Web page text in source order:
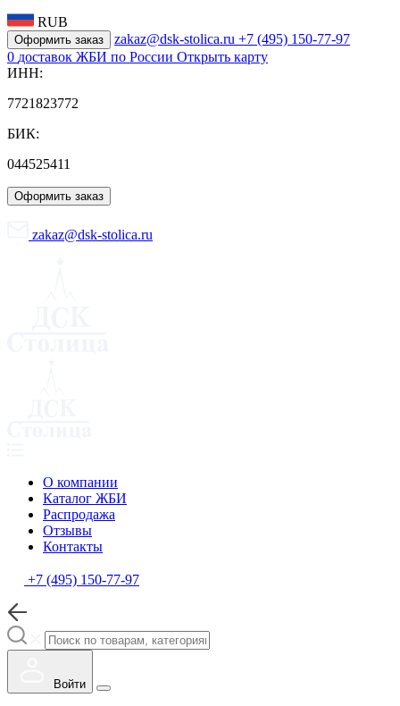
RUB
Оформить заказ zakaz@dsk-stolica.ru +7 (495) 150-77-97
0 доставок ЖБИ по России Открыть карту
ИНН:
7721823772
БИК:
044525411
Оформить заказ
zakaz@dsk-stolica.ru
О компании
Каталог ЖБИ
Распродажа
Отзывы
Контакты
+7 (495) 150-77-97
Войти